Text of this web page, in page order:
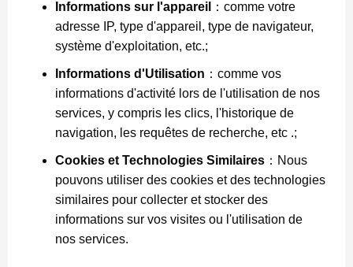
Informations sur l'appareil
：comme votre
adresse IP, type d'appareil, type de navigateur,
système d'exploitation, etc.;
Informations d'Utilisation ：comme vos
informations d'activité lors de l'utilisation de nos
services, y compris les clics, l'historique de
navigation, les requêtes de recherche, etc .;
Cookies et Technologies Similaires ：Nous
pouvons utiliser des cookies et des technologies
similaires pour collecter et stocker des
informations sur vos visites ou l'utilisation de
nos services.